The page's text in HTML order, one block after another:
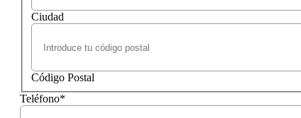
Ciudad
Código Postal
Teléfono*